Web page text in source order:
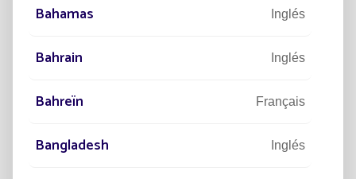
leído el aviso legal y la gestión de datos
personales
Bahamas Inglés
Bahrain Inglés
Bahreïn Français
Bangladesh Inglés